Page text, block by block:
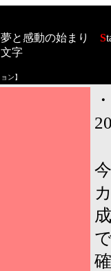
夢と感動の始まり S
文字
ョン】